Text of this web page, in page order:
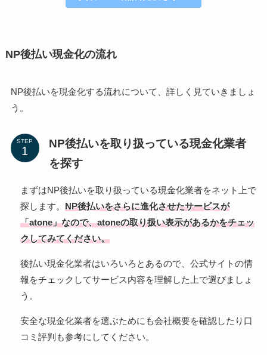
NP後払い現金化の流れ
NP後払いを現金化する流れについて、詳しく見ていきましょ
う。
STEP
NP後払いを取り扱っている現金化業者
を探す
まずはNP後払いを取り扱っている現金化業者をネット上で
探します。 NP後払いをさらに進化させたサービスが
「atone」なので、atoneの取り扱い表示があるかをチェッ
クしてみてください。
後払い現金化業者はいろいろとあるので、公式サイトの情
報をチェックしてサービス内容を理解した上で選びましょ
う。
安全な現金化業者を選ぶためにも会社概要を確認したり口
コミ評判も参考にしてください。